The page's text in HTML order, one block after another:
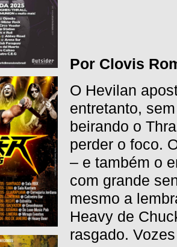
Por Clovis
O Hevilan
entretanto,
beirando o
perder o foco.
– e também o
com grande
mesmo a
Heavy de
rasgado.